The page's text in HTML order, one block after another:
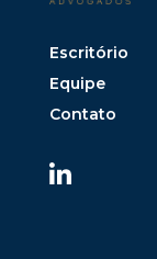
Escritório
Equipe
Contato